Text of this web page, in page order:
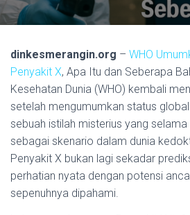
dinkesmerangin.org – WHO
Penyakit X, Apa Itu dan Seberapa
Kesehatan Dunia (WHO) kembali
setelah mengumumkan status
sebuah istilah misterius yang selama
sebagai skenario dalam dunia
Penyakit X bukan lagi sekadar
perhatian nyata dengan potensi
sepenuhnya dipahami.